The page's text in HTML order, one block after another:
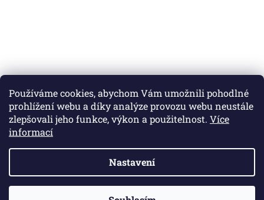
Používáme cookies, abychom Vám umožnili pohodlné
prohlížení webu a díky analýze provozu webu neustále
zlepšovali jeho funkce, výkon a použitelnost. Více
informací
Nastavení
Vytvořil Shoptet